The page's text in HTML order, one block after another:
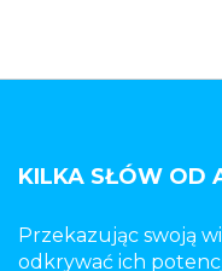
KILKA SŁÓW OD
Przekazując swoją
odkrywać ich